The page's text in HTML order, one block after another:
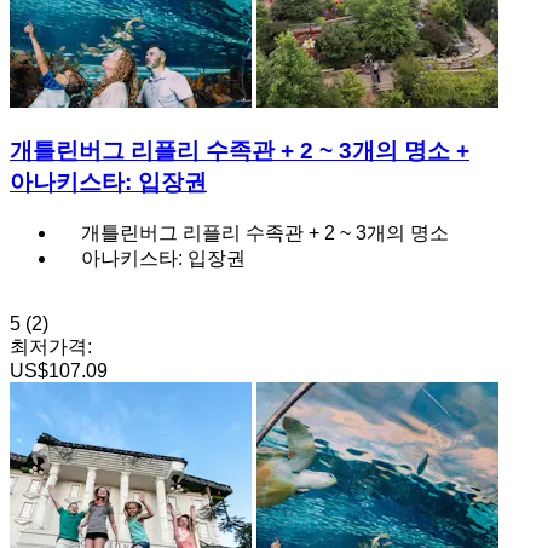
개틀린버그 리플리 수족관 + 2 ~ 3개의 명소 +
아나키스타: 입장권
개틀린버그 리플리 수족관 + 2 ~ 3개의 명소
아나키스타: 입장권
5 (2)
최저가격:
US$107.09